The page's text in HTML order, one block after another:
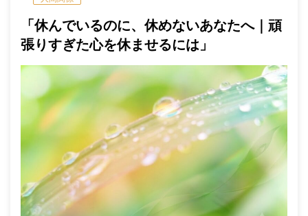
「休んでいるのに、休めないあなたへ｜頑
張りすぎた心を休ませるには」